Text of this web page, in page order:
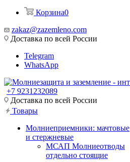
Корзина0
zakaz@zazemleno.com
Доставка по всей России
Telegram
WhatsApp
+7 9231232089
Доставка по всей России
Товары
Молниеприемники: мачтовые
и стержневые
МСАП Молниеотводы
отдельно стоящие